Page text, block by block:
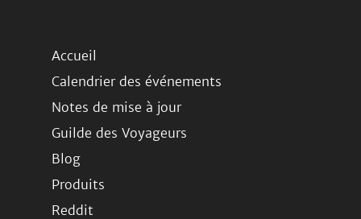
Accueil
Calendrier des événements
Notes de mise à jour
Guilde des Voyageurs
Blog
Produits
Reddit